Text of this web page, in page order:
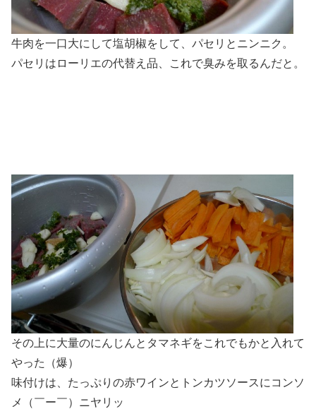
牛肉を一口大にして塩胡椒をして、パセリとニンニク。
パセリはローリエの代替え品、これで臭みを取るんだと。
その上に大量のにんじんとタマネギをこれでもかと入れて
やった（爆）
味付けは、たっぷりの赤ワインとトンカツソースにコンソ
メ（￣ー￣）ニヤリッ